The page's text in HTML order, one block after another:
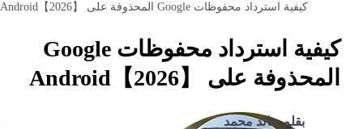
كيفية استرداد محفوظات Google المحذوفة على Android【2026】
كيفية استرداد محفوظات Google
المحذوفة على Android【2026】
بقلم خالد محمد